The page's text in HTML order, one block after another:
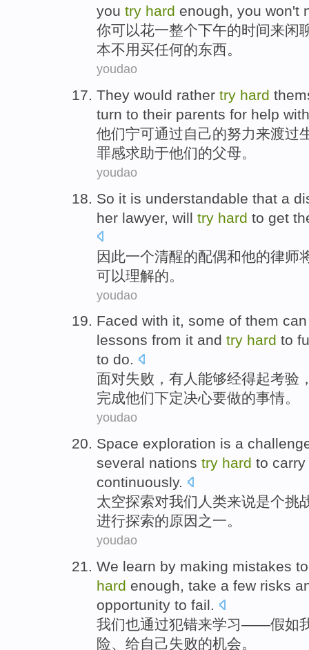
you try hard enough, you won't
你可以花一整个下午的时间来闲
本不用买任何的东西。
youdao
They would rather try hard
turn to their parents for help with
他们宁可通过自己的努力来渡过
罪感求助于他们的父母。
youdao
So it is understandable that a
her lawyer, will try hard to get
因此一个清醒的配偶和他的律师
可以理解的。
youdao
Faced with it, some of them can
lessons from it and try hard to
to do.
面对失败， 有人 能够经得起考验
完成他们下定决心要做的事情。
youdao
Space exploration is a
several nations try hard to carry
continuously.
太空探索对我们 人类来说是个挑
进行探索的原因之一。
youdao
We learn by making mistakes
hard enough, take a few risks
opportunity to fail.
我们也通过犯错来学习——假如
险、 给自己失败的机会。